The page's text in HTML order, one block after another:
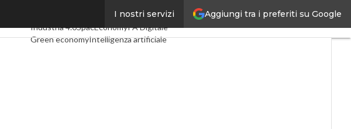
Aggiungi tra i preferiti su Google
I nostri servizi
Digital EconomyTelco
Industria 4.0SpacEconomyPA Digitale
Green economyIntelligenza artificiale